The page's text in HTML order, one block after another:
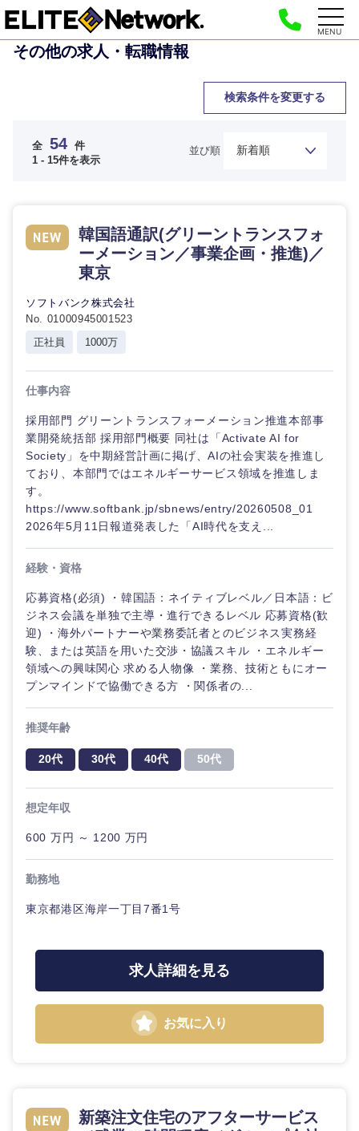
MENU
その他の求人・転職情報
検索条件を変更する
ご希望の職種を選択してください
経営企
画・事業
企画
経営ボー
マーケテ
サービス
クリエイ
タント
すべての経営企画・事業企
画
M&A・事業投資
経営企画
政策渉外
ご希望の職種を選択してください
経営企画・事業企画
マーケティング
クリエイティブ
ご希望の業界を選択してください
商社・卸
エネルギー・資源・環境
自動車・機械・船舶
電気・電子・半導体
食品・化粧品・アパレル・消費財
メディカル・ヘルスケア・ライフサイエンス
建設・不動産
ご希望の勤務地を選択してください
北海道・東北地方
北海道 青森県
秋田県 岩手県
福島県
ご希望条件を入力ください
希望年収
40代
こだわり条件を入力ください
急募 第二新卒
スタートアップ企
業
全 54 件
1 - 15件を表示
並び順
韓国語通訳(グリーントランスフォ
ーメーション／事業企画・推進)／
東京
ソフトバンク株式会社
No. 01000945001523
正社員
1000万
仕事内容
採用部門 グリーントランスフォーメーション推進本部事
業開発統括部 採用部門概要 同社は「Activate AI for
Society」を中期経営計画に掲げ、AIの社会実装を推進し
ており、本部門ではエネルギーサービス領域を推進しま
す。
https://www.softbank.jp/sbnews/entry/20260508_01
2026年5月11日報道発表した「AI時代を支え...
経験・資格
応募資格(必須) ・韓国語：ネイティブレベル／日本語：ビ
ジネス会議を単独で主導・進行できるレベル 応募資格(歓
迎) ・海外パートナーや業務委託者とのビジネス実務経
験、または英語を用いた交渉・協議スキル ・エネルギー
領域への興味関心 求める人物像 ・業務、技術ともにオー
プンマインドで協働できる方 ・関係者の...
推奨年齢
20代 30代 40代 50代
想定年収
600 万円 ～ 1200 万円
勤務地
東京都港区海岸一丁目7番1号
求人詳細を見る
お気に入り
新築注文住宅のアフターサービス